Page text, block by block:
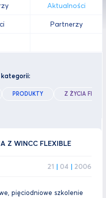
Aktualności
Partnerzy
kategorii:
PRODUKTY Z ŻYCIA FIRMY
Z WINCC FLEXIBLE
21 | 04 | 2006
pięciodniowe szkolenie